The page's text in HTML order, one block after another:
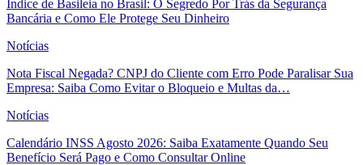
Índice de Basileia no Brasil: O Segredo Por Trás da Segurança
Bancária e Como Ele Protege Seu Dinheiro
Notícias
Nota Fiscal Negada? CNPJ do Cliente com Erro Pode Paralisar Sua
Empresa: Saiba Como Evitar o Bloqueio e Multas da…
Notícias
Calendário INSS Agosto 2026: Saiba Exatamente Quando Seu
Benefício Será Pago e Como Consultar Online